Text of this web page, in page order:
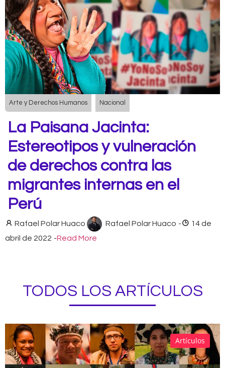
Arte y Derechos Humanos Nacional
La Paisana Jacinta:
Estereotipos y vulneración
de derechos contra las
migrantes internas en el
Perú
Rafael Polar Huaco Rafael Polar Huaco -
14 de
abril de 2022 -Read More
TODOS LOS ARTÍCULOS
Artículos